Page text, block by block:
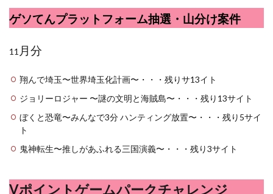
ゲソてんプラットフォーム抽選・山分け案件
11 月分
翔んで埼玉〜世界埼玉化計画〜・・・残りサ13イト
ジョリーロジャー 〜謎の文明と海賊島〜・・・残り13サイト
ぼくと恐竜〜みんなで3分 ハンティング放置〜・・・残り5サイ
ト
鬼神転生〜推しがあふれる三国演義〜・・・残り3サイト
Vポイントゲームパークチャレンジ